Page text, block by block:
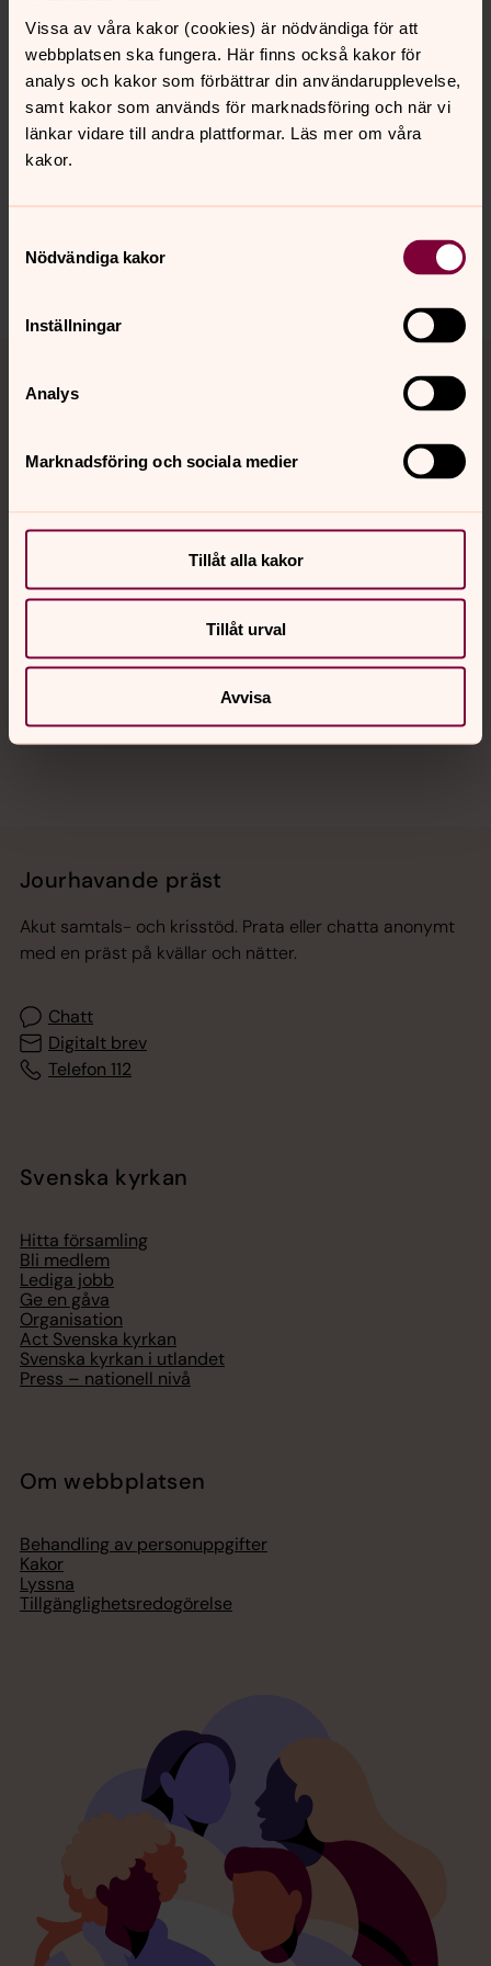
Vissa av våra kakor (cookies) är nödvändiga för att
webbplatsen ska fungera. Här finns också kakor för
analys och kakor som förbättrar din användarupplevelse,
samt kakor som används för marknadsföring och när vi
länkar vidare till andra plattformar. Läs mer om våra
kakor.
Nödvändiga kakor
Inställningar
Analys
Marknadsföring och sociala medier
Tillåt alla kakor
Tillåt urval
Avvisa
Text: Hanna Wallsten
innehåll?
Kontakt
Kalender
Jourhavande präst
Akut samtals- och krisstöd. Prata eller chatta anonymt
med en präst på kvällar och nätter.
Chatt
Digitalt brev
Telefon 112
Svenska kyrkan
Hitta församling
Bli medlem
Lediga jobb
Ge en gåva
Organisation
Act Svenska kyrkan
Svenska kyrkan i utlandet
Press – nationell nivå
Om webbplatsen
Behandling av personuppgifter
Kakor
Lyssna
Tillgänglighetsredogörelse